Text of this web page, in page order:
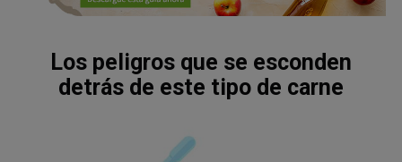
Los peligros que se esconden
detrás de este tipo de carne